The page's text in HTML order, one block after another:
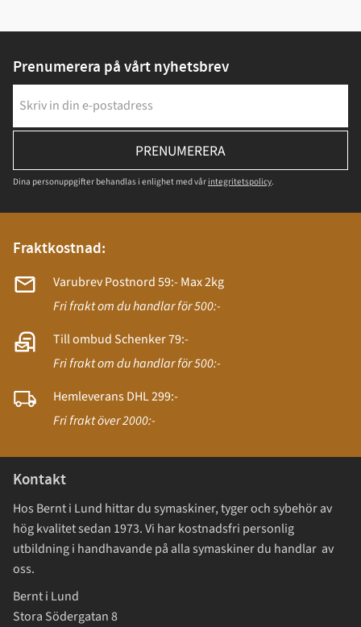
Prenumerera på vårt nyhetsbrev
PRENUMERERA
Dina personuppgifter behandlas i enlighet med vår integritetspolicy.
Fraktkostnad:
Varubrev Postnord 59:- Max 2kg
Fri frakt om du handlar för 500:-
Till ombud Schenker 79:-
Fri frakt om du handlar för 500:-
Hemleverans DHL 299:-
Fri frakt över 2000:-
Kontakt
Hos Bernt i Lund hittar du symaskiner, tyger och sybehör av
hög kvalitet sedan 1973. Vi har kostnadsfri personlig
utbildning i handhavande på alla symaskiner du handlar av
oss.
Bernt i Lund
Stora Södergatan 8